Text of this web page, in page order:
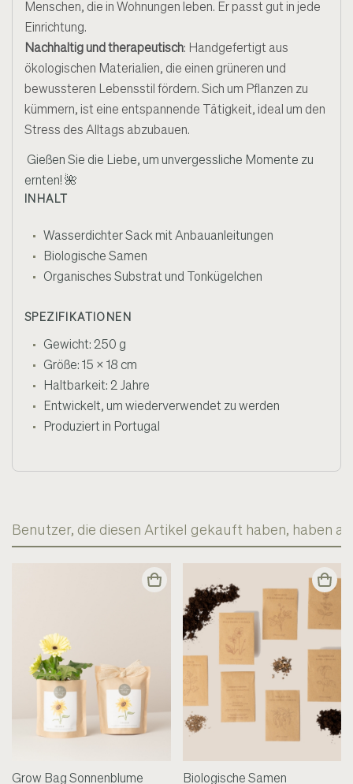
Menschen, die in Wohnungen leben. Er passt gut in jede
Einrichtung.
Nachhaltig und therapeutisch: Handgefertigt aus
ökologischen Materialien, die einen grüneren und
bewussteren Lebensstil fördern. Sich um Pflanzen zu
kümmern, ist eine entspannende Tätigkeit, ideal um den
Stress des Alltags abzubauen.
Gießen Sie die Liebe, um unvergessliche Momente zu
ernten! 🌺
INHALT
Wasserdichter Sack mit Anbauanleitungen
Biologische Samen
Organisches Substrat und Tonkügelchen
SPEZIFIKATIONEN
Gewicht: 250 g
Größe: 15 x 18 cm
Haltbarkeit: 2 Jahre
Entwickelt, um wiederverwendet zu werden
Produziert in Portugal
Benutzer, die diesen Artikel gekauft haben, haben
Grow Bag Sonnenblume
Biologische Samen